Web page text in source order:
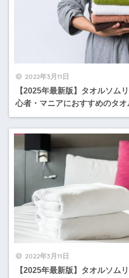
2022年3月11日
【2025年最新版】タオルソム
心者・マニアにおすすめのタオ
2022年3月11日
【2025年最新版】タオルソム